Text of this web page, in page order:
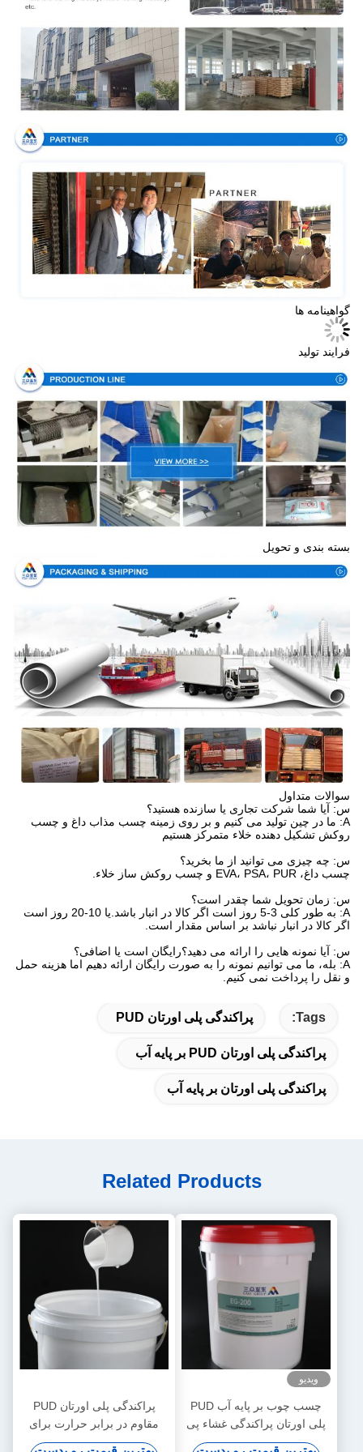
گواهینامه ها
فرایند تولید
بسته بندی و تحویل
سوالات متداول
س: آیا شما شرکت تجاری یا سازنده هستید؟
A: ما در چین تولید می کنیم و بر روی زمینه چسب مذاب داغ و چسب
روکش تشکیل دهنده خلاء متمرکز هستیم
س: چه چیزی می توانید از ما بخرید؟
چسب داغ، EVA، PSA، PUR و چسب روکش ساز خلاء.
س: زمان تحویل شما چقدر است؟
A: به طور کلی 3-5 روز است اگر کالا در انبار باشد.یا 10-20 روز است
اگر کالا در انبار نباشد بر اساس مقدار است.
س: آیا نمونه هایی را ارائه می دهید؟رایگان است یا اضافی؟
A: بله، ما می توانیم نمونه را به صورت رایگان ارائه دهیم اما هزینه حمل
و نقل را پرداخت نمی کنیم.
Tags: پراکندگی پلی اورتان PUD
پراکندگی پلی اورتان PUD بر پایه آب
پراکندگی پلی اورتان بر پایه آب
Related Products
ویدیو
چسب چوب بر پایه آب PUD
پلی اورتان پراکندگی غشاء پی
وی سی وکیوم سه بعدی
پراکندگی پلی اورتان PUD
مقاوم در برابر حرارت برای
دستگاه پرس غشایی خلاء